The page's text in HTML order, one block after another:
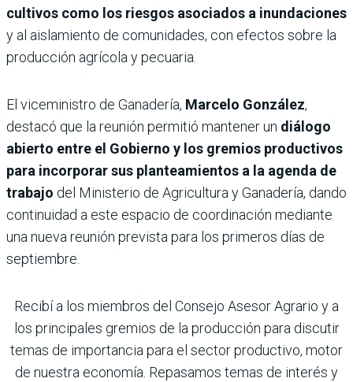
cultivos como los riesgos asociados a inundaciones
y al aislamiento de comunidades, con efectos sobre la
producción agrícola y pecuaria.
El viceministro de Ganadería, Marcelo González,
destacó que la reunión permitió mantener un diálogo
abierto entre el Gobierno y los gremios productivos
para incorporar sus planteamientos a la agenda de
trabajo del Ministerio de Agricultura y Ganadería, dando
continuidad a este espacio de coordinación mediante
una nueva reunión prevista para los primeros días de
septiembre.
Recibí a los miembros del Consejo Asesor Agrario y a
los principales gremios de la producción para discutir
temas de importancia para el sector productivo, motor
de nuestra economía. Repasamos temas de interés y